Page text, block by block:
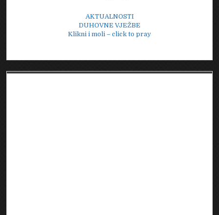
AKTUALNOSTI
DUHOVNE VJEŽBE
Klikni i moli – click to pray